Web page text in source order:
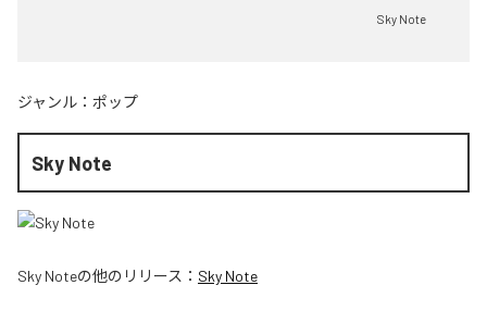
Sky Note
ジャンル： ポップ
Sky Note
Sky Noteの他のリリース： Sky Note